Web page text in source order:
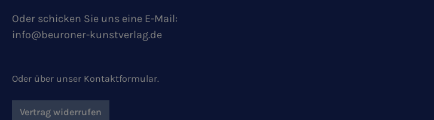
Oder schicken Sie uns eine E-Mail:
info@beuroner-kunstverlag.de
Oder über unser Kontaktformular.
Vertrag widerrufen